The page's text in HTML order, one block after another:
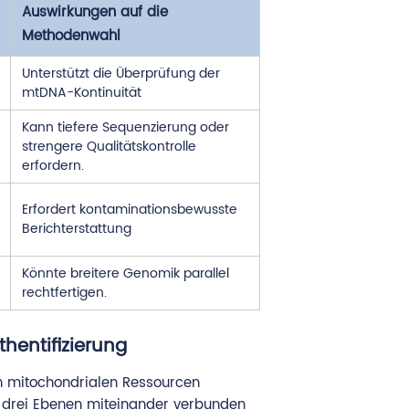
Auswirkungen auf die
Methodenwahl
Unterstützt die Überprüfung der
mtDNA-Kontinuität
Kann tiefere Sequenzierung oder
strengere Qualitätskontrolle
erfordern.
Erfordert kontaminationsbewusste
Berichterstattung
Könnte breitere Genomik parallel
rechtfertigen.
Ressourcen
Ebenen miteinander verbunden